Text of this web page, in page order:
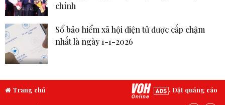
chính
Sổ bảo hiểm xã hội điện tử được cấp chậm
nhất là ngày 1-1-2026
Trang chủ Đặt quảng cáo